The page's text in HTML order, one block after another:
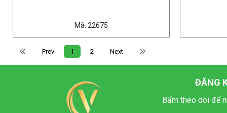
Mã: 22675
Prev 1 2 Next
ĐĂNG
Bấm theo dõi để